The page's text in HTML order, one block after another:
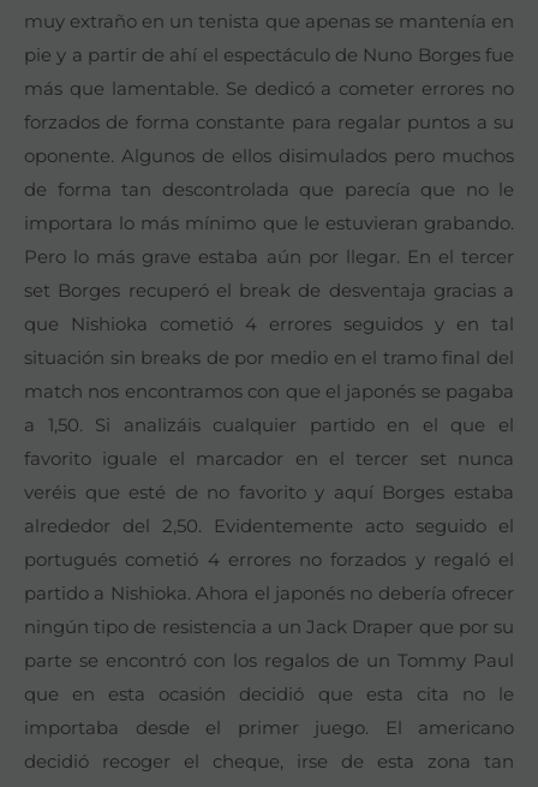
muy extraño en un tenista que apenas se mantenía en
pie y a partir de ahí el espectáculo de Nuno Borges fue
más que lamentable. Se dedicó a cometer errores no
forzados de forma constante para regalar puntos a su
oponente. Algunos de ellos disimulados pero muchos
de forma tan descontrolada que parecía que no le
importara lo más mínimo que le estuvieran grabando.
Pero lo más grave estaba aún por llegar. En el tercer
set Borges recuperó el break de desventaja gracias a
que Nishioka cometió 4 errores seguidos y en tal
situación sin breaks de por medio en el tramo final del
match nos encontramos con que el japonés se pagaba
a 1,50. Si analizáis cualquier partido en el que el
favorito iguale el marcador en el tercer set nunca
veréis que esté de no favorito y aquí Borges estaba
alrededor del 2,50. Evidentemente acto seguido el
portugués cometió 4 errores no forzados y regaló el
partido a Nishioka. Ahora el japonés no debería ofrecer
ningún tipo de resistencia a un Jack Draper que por su
parte se encontró con los regalos de un Tommy Paul
que en esta ocasión decidió que esta cita no le
importaba desde el primer juego. El americano
decidió recoger el cheque, irse de esta zona tan